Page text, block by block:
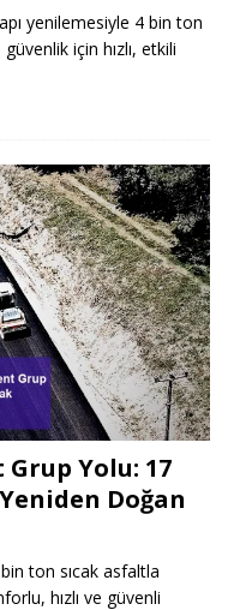
yenilemesiyle 4 bin ton
için hızlı, etkili
Yolu: 17
Doğan
ton sıcak asfaltla
hızlı ve güvenli